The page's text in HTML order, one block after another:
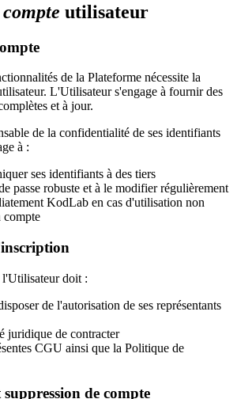
compte utilisateur
de la Plateforme nécessite la
L'Utilisateur s'engage à fournir des
et à jour.
de la confidentialité de ses identifiants
à :
ses identifiants à des tiers
passe robuste et à le modifier régulièrement
KodLab en cas d'utilisation non
compte
l'Utilisateur doit :
de l'autorisation de ses représentants
juridique de contracter
CGU ainsi que la Politique de
de compte